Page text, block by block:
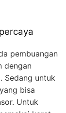
pembuangan
dengan
Sedang untuk
bisa
Untuk